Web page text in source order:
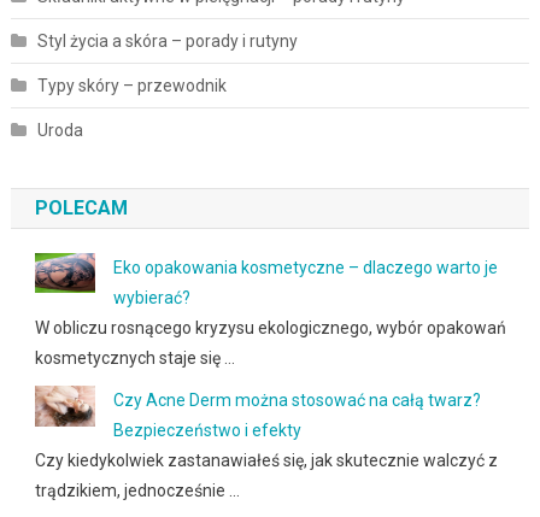
Styl życia a skóra – porady i rutyny
Typy skóry – przewodnik
Uroda
POLECAM
Eko opakowania kosmetyczne – dlaczego warto je
wybierać?
W obliczu rosnącego kryzysu ekologicznego, wybór opakowań
kosmetycznych staje się …
Czy Acne Derm można stosować na całą twarz?
Bezpieczeństwo i efekty
Czy kiedykolwiek zastanawiałeś się, jak skutecznie walczyć z
trądzikiem, jednocześnie …